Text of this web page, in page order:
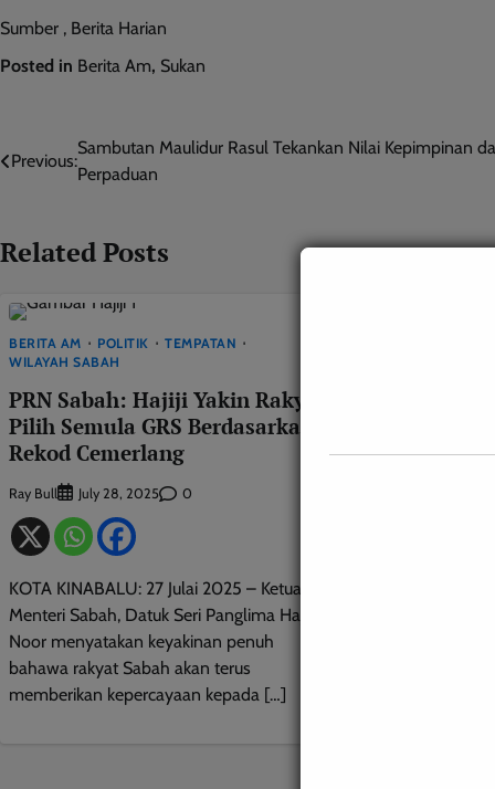
Sumber , Berita Harian
Posted in Berita Am, Sukan
Post
navigation
Previous:
Sambutan Maulidur Rasul Tekankan Nilai Kepimpinan
Perpaduan
Related Posts
BERITA AM POLITIK
TEMPATAN
WILAYAH SABAH
PRN Sabah: Hajiji Yakin Rakyat
Pilih Semula GRS Berdasarkan
Rekod Cemerlang
Ray Bull July 28, 2025 0
KOTA KINABALU: 27 Julai 2025 – Ketua
Menteri Sabah, Datuk Seri Panglima Hajiji
Noor menyatakan keyakinan penuh
bahawa rakyat Sabah akan terus
memberikan kepercayaan kepada […]
menentukan